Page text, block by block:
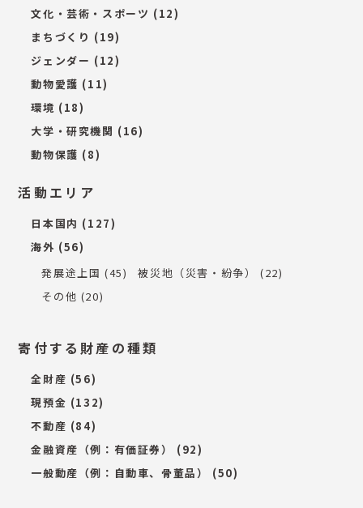
文化・芸術・スポーツ (12)
まちづくり (19)
ジェンダー (12)
動物愛護 (11)
環境 (18)
大学・研究機関 (16)
動物保護 (8)
活動エリア
日本国内 (127)
海外 (56)
発展途上国 (45) 被災地（災害・紛争）
(22)
その他 (20)
寄付する財産の種類
全財産 (56)
現預金 (132)
不動産 (84)
金融資産（例：有価証券）
(92)
一般動産（例：自動車、骨董品）
(50)